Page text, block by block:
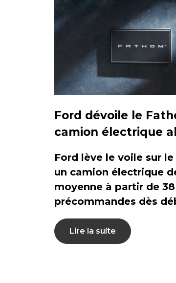
Ford dévoile le
camion électrique
Ford lève le voile sur
un camion électrique
moyenne à partir de
précommandes dès
Lire la suite